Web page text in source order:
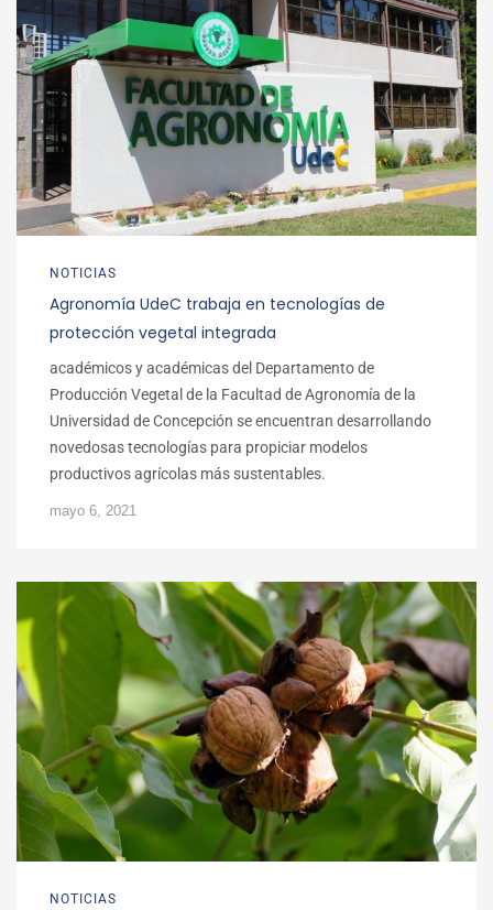
NOTICIAS
Agronomía UdeC trabaja en tecnologías de
protección vegetal integrada
académicos y académicas del Departamento de
Producción Vegetal de la Facultad de Agronomía de la
Universidad de Concepción se encuentran desarrollando
novedosas tecnologías para propiciar modelos
productivos agrícolas más sustentables.
mayo 6, 2021
NOTICIAS